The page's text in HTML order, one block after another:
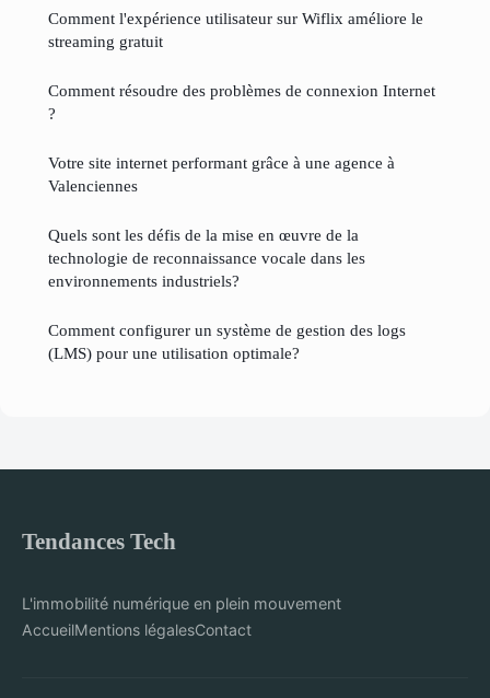
Comment l'expérience utilisateur sur Wiflix améliore le
streaming gratuit
Comment résoudre des problèmes de connexion Internet
?
Votre site internet performant grâce à une agence à
Valenciennes
Quels sont les défis de la mise en œuvre de la
technologie de reconnaissance vocale dans les
environnements industriels?
Comment configurer un système de gestion des logs
(LMS) pour une utilisation optimale?
Tendances Tech
L'immobilité numérique en plein mouvement
AccueilMentions légalesContact